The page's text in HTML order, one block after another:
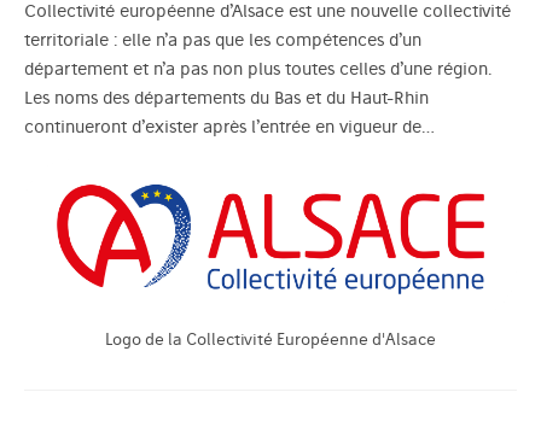
Collectivité européenne d’Alsace est une nouvelle collectivité
territoriale : elle n’a pas que les compétences d’un
département et n’a pas non plus toutes celles d’une région.
Les noms des départements du Bas et du Haut-Rhin
continueront d’exister après l’entrée en vigueur de…
Logo de la Collectivité Européenne d'Alsace